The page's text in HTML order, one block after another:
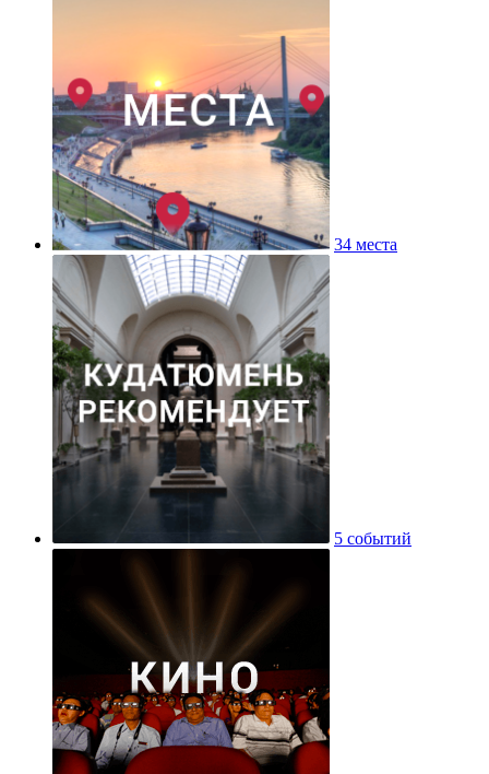
34 места
5 событий